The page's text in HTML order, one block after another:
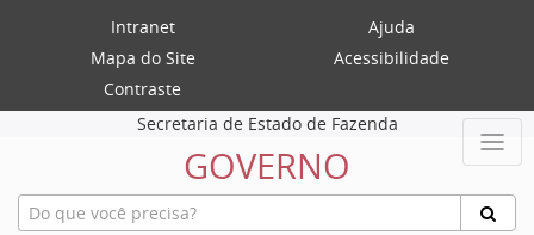
Intranet
Ajuda
Mapa do Site
Acessibilidade
Contraste
Secretaria de Estado de Fazenda
GOVERNO